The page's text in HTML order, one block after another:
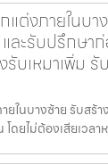
ต่งภายในบา
ละรับปรึกษา
รับเหมาเพิ่ม รั
ในบางซ้าย รับสร้
ดยไม่ต้องเสียเวลา